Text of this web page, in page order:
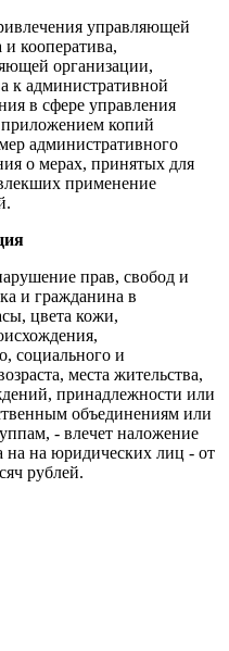
управляющей
кооператива,
организации,
к административной
в сфере управления
копий
административного
о мерах, принятых для
применение
прав, свобод и
и гражданина в
цвета кожи,
социального и
места жительства,
принадлежности или
объединениям или
- влечет наложение
на на юридических лиц - от
рублей.